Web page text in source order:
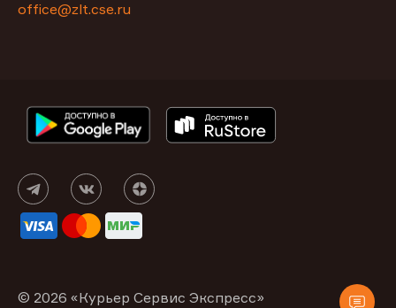
office@zlt.cse.ru
© 2026 «Курьер Сервис Экспресс»